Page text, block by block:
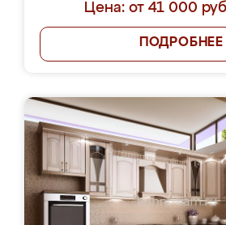
Цена: от 41 000
ПОДРОБНЕЕ